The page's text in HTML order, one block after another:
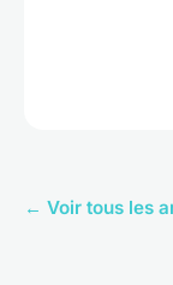
← Voir tous les